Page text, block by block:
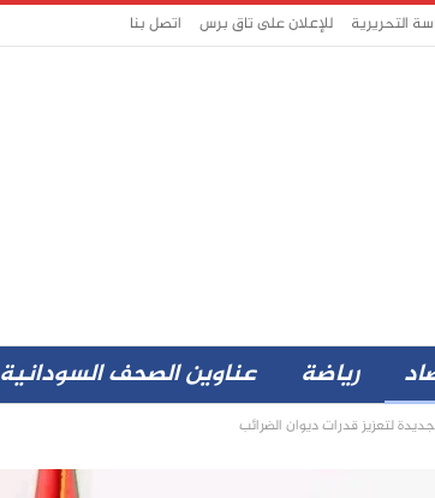
التحريرية للإعلان على تاق برس اتصل بنا
رياضة عناوين الصحف السودانية
جديدة لتعزيز قدرات ديوان الضرائب